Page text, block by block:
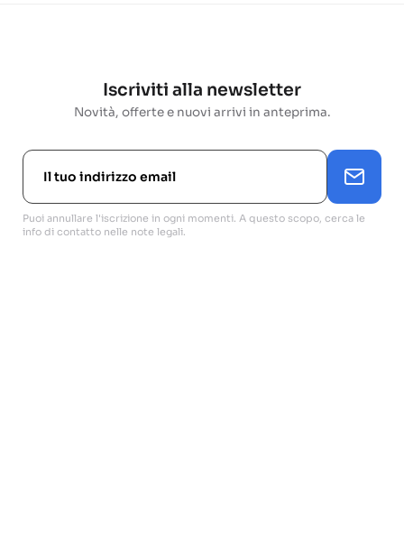
Iscriviti alla newsletter
Novità, offerte e nuovi arrivi in anteprima.
Puoi annullare l'iscrizione in ogni momenti. A questo scopo, cerca le
info di contatto nelle note legali.